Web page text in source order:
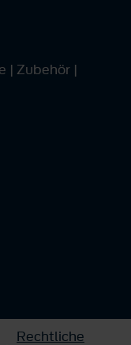
| Zubehör |
Rechtliche